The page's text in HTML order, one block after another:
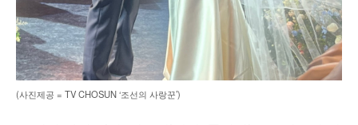
(사진제공 = TV CHOSUN ‘조선의 사랑꾼’)